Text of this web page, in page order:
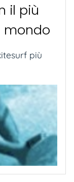
il più
mondo
più